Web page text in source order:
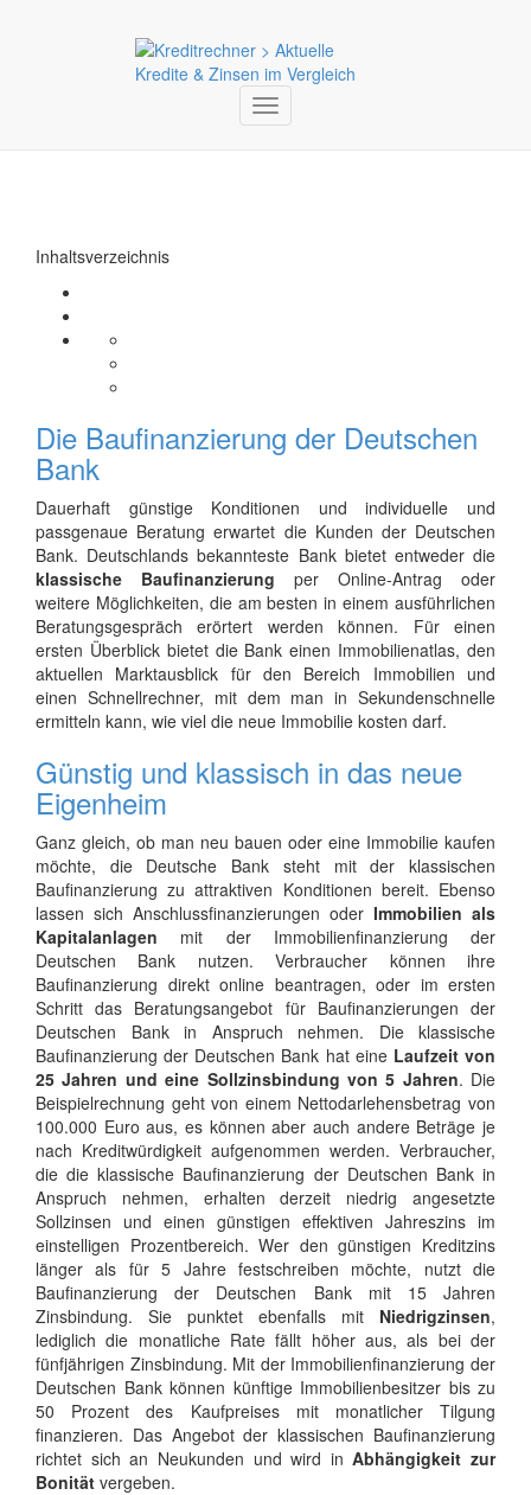
Toggle
navigation
Inhaltsverzeichnis
Die Baufinanzierung der Deutschen
Bank
Dauerhaft günstige Konditionen und individuelle und
passgenaue Beratung erwartet die Kunden der Deutschen
Bank. Deutschlands bekannteste Bank bietet entweder die
klassische Baufinanzierung per Online-Antrag oder
weitere Möglichkeiten, die am besten in einem ausführlichen
Beratungsgespräch erörtert werden können. Für einen
ersten Überblick bietet die Bank einen Immobilienatlas, den
aktuellen Marktausblick für den Bereich Immobilien und
einen Schnellrechner, mit dem man in Sekundenschnelle
ermitteln kann, wie viel die neue Immobilie kosten darf.
Günstig und klassisch in das neue
Eigenheim
Ganz gleich, ob man neu bauen oder eine Immobilie kaufen
möchte, die Deutsche Bank steht mit der klassischen
Baufinanzierung zu attraktiven Konditionen bereit. Ebenso
lassen sich Anschlussfinanzierungen oder Immobilien als
Kapitalanlagen mit der Immobilienfinanzierung der
Deutschen Bank nutzen. Verbraucher können ihre
Baufinanzierung direkt online beantragen, oder im ersten
Schritt das Beratungsangebot für Baufinanzierungen der
Deutschen Bank in Anspruch nehmen. Die klassische
Baufinanzierung der Deutschen Bank hat eine Laufzeit von
25 Jahren und eine Sollzinsbindung von 5 Jahren. Die
Beispielrechnung geht von einem Nettodarlehensbetrag von
100.000 Euro aus, es können aber auch andere Beträge je
nach Kreditwürdigkeit aufgenommen werden. Verbraucher,
die die klassische Baufinanzierung der Deutschen Bank in
Anspruch nehmen, erhalten derzeit niedrig angesetzte
Sollzinsen und einen günstigen effektiven Jahreszins im
einstelligen Prozentbereich. Wer den günstigen Kreditzins
länger als für 5 Jahre festschreiben möchte, nutzt die
Baufinanzierung der Deutschen Bank mit 15 Jahren
Zinsbindung. Sie punktet ebenfalls mit Niedrigzinsen,
lediglich die monatliche Rate fällt höher aus, als bei der
fünfjährigen Zinsbindung. Mit der Immobilienfinanzierung der
Deutschen Bank können künftige Immobilienbesitzer bis zu
50 Prozent des Kaufpreises mit monatlicher Tilgung
finanzieren. Das Angebot der klassischen Baufinanzierung
richtet sich an Neukunden und wird inAbhängigkeit zur
Bonität vergeben.